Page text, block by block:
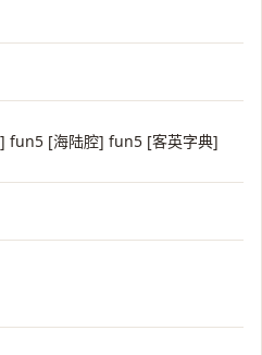
fun5 [海陆腔] fun5 [客英字典]